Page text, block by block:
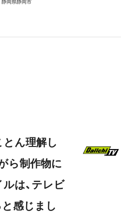
岡県静岡市
ん理解し
ら制作物に
は、テレビ
感じまし